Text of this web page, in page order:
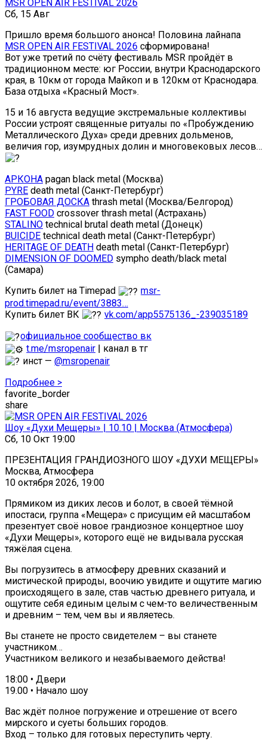
MSR OPEN AIR FESTIVAL 2026
Сб, 15 Авг
Пришло время большого анонса! Половина лайнапа
MSR OPEN AIR FESTIVAL 2026 сформирована!
Вот уже третий по счёту фестиваль MSR пройдёт в
традиционном месте: юг России, внутри Краснодарского
края, в 10км от города Майкоп и в 120км от Краснодара.
База отдыха «Красный Мост».
15 и 16 августа ведущие экстремальные коллективы
России устроят священные ритуалы по «Пробуждению
Металлического Духа» среди древних дольменов,
величия гор, изумрудных долин и многовековых лесов…
АРКОНА pagan black metal (Москва)
PYRE death metal (Санкт-Петербург)
ГРОБОВАЯ ДОСКА thrash metal (Москва/Белгород)
FAST FOOD crossover thrash metal (Астрахань)
STALINO technical brutal death metal (Донецк)
BUICIDE technical death metal (Санкт-Петербург)
HERITAGE OF DEATH death metal (Санкт-Петербург)
DIMENSION OF DOOMED sympho death/black metal
(Самара)
Купить билет на Timepad
msr-
prod.timepad.ru/event/3883…
Купить билет ВК
vk.com/app5575136_-239035189
официальное сообщество вк
t.me/msropenair | канал в тг
инст —@msropenair
Подробнее >
favorite_border
share
Шоу «Духи Мещеры» | 10.10 | Москва (Атмосфера)
Сб, 10 Окт 19:00
ПРЕЗЕНТАЦИЯ ГРАНДИОЗНОГО ШОУ «ДУХИ МЕЩЕРЫ»
Москва, Атмосфера
10 октября 2026, 19:00
Прямиком из диких лесов и болот, в своей тёмной
ипостаси, группа «Мещера» с присущим ей масштабом
презентует своё новое грандиозное концертное шоу
«Духи Мещеры», которого ещё не видывала русская
тяжёлая сцена.
Вы погрузитесь в атмосферу древних сказаний и
мистической природы, воочию увидите и ощутите магию
происходящего в зале, став частью древнего ритуала, и
ощутите себя единым целым с чем-то величественным
и древним – тем, чем вы и являетесь.
Вы станете не просто свидетелем – вы станете
участником…
Участником великого и незабываемого действа!
18:00 • Двери
19.00 • Начало шоу
Вас ждёт полное погружение и отрешение от всего
мирского и суеты больших городов.
Вход – только для готовых переступить черту.